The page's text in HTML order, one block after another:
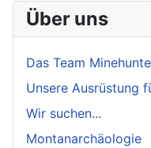
Über uns
Das Team
Unsere Ausrüstung
Wir suchen...
Montanarchäologie